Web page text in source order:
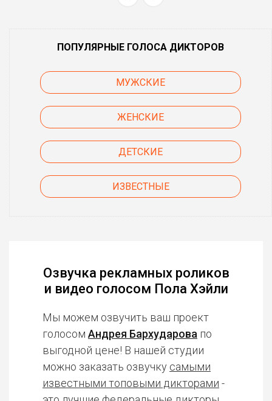
ПОПУЛЯРНЫЕ ГОЛОСА ДИКТОРОВ
МУЖСКИЕ
ЖЕНСКИЕ
ДЕТСКИЕ
ИЗВЕСТНЫЕ
Озвучка рекламных роликов
и видео голосом Пола Хэйли
Мы можем озвучить ваш проект
голосом Андрея Бархударова по
выгодной цене! В нашей студии
можно заказать озвучку самыми
известными топовыми дикторами -